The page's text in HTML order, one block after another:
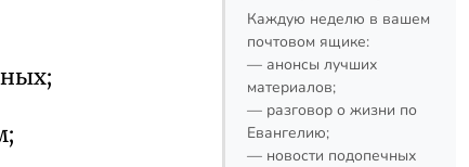
Каждую неделю в вашем
почтовом ящике:
— анонсы лучших
материалов;
— разговор о жизни по
Евангелию;
— новости подопечных